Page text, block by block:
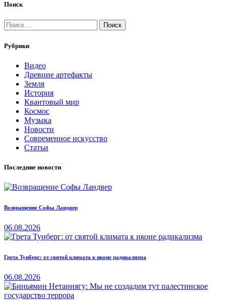
Поиск
Найти:
Рубрики
Видео
Древние артефакты
Земля
История
Квантовый мир
Космос
Музыка
Новости
Современное искусство
Статьи
Последние новости
Возвращение Софы Ландвер
06.08.2026
Грета Тунберг: от святой климата к иконе радикализма
06.08.2026